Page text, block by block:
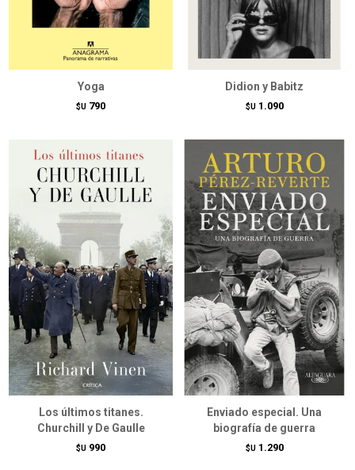
Yoga
$U 790
Didion y Babitz
$U 1.090
Los últimos titanes.
Churchill y De Gaulle
$U 990
Enviado especial. Una
biografía de guerra
$U 1.290